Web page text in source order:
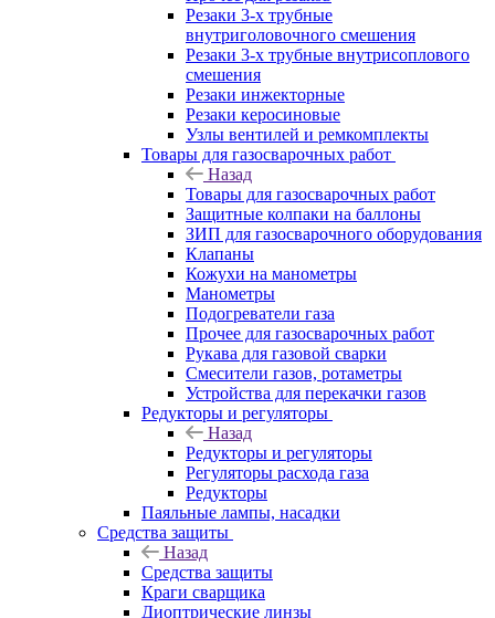
Резаки 3-х трубные
внутриголовочного смешения
Резаки 3-х трубные внутрисоплового
смешения
Резаки инжекторные
Резаки керосиновые
Узлы вентилей и ремкомплекты
Товары для газосварочных работ
Назад
Товары для газосварочных работ
Защитные колпаки на баллоны
ЗИП для газосварочного оборудования
Клапаны
Кожухи на манометры
Манометры
Подогреватели газа
Прочее для газосварочных работ
Рукава для газовой сварки
Смесители газов, ротаметры
Устройства для перекачки газов
Редукторы и регуляторы
Назад
Редукторы и регуляторы
Регуляторы расхода газа
Редукторы
Паяльные лампы, насадки
Средства защиты
Назад
Средства защиты
Краги сварщика
Диоптрические линзы